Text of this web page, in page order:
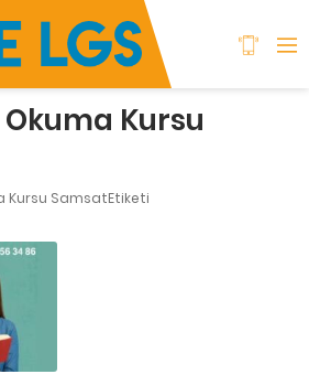
Okuma Kursu
Kursu SamsatEtiketi